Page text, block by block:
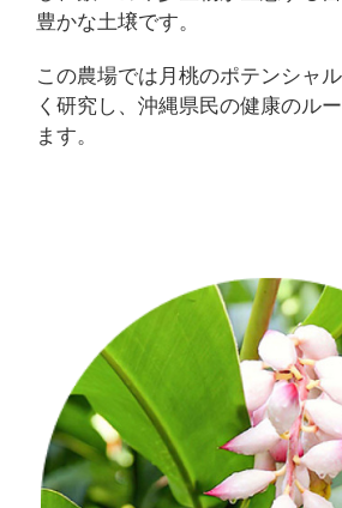
豊かな土壌です。
この農場では月桃のポテンシャ
く研究し、沖縄県民の健康のル
ます。